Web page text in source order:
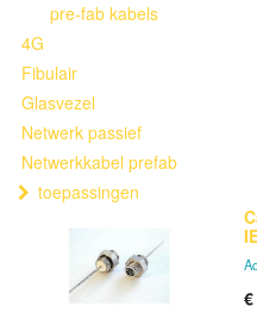
pre-fab kabels
4G
Fibulair
Glasvezel
Netwerk passief
Netwerkkabel prefab
toepassingen
€